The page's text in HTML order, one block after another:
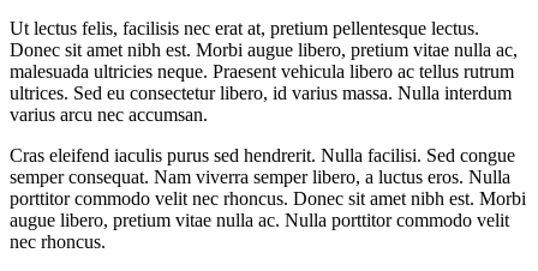
Ut lectus felis, facilisis nec erat at, pretium pellentesque lectus.
Donec sit amet nibh est. Morbi augue libero, pretium vitae nulla ac,
malesuada ultricies neque. Praesent vehicula libero ac tellus rutrum
ultrices. Sed eu consectetur libero, id varius massa. Nulla interdum
varius arcu nec accumsan.
Cras eleifend iaculis purus sed hendrerit. Nulla facilisi. Sed congue
semper consequat. Nam viverra semper libero, a luctus eros. Nulla
porttitor commodo velit nec rhoncus. Donec sit amet nibh est. Morbi
augue libero, pretium vitae nulla ac. Nulla porttitor commodo velit
nec rhoncus.